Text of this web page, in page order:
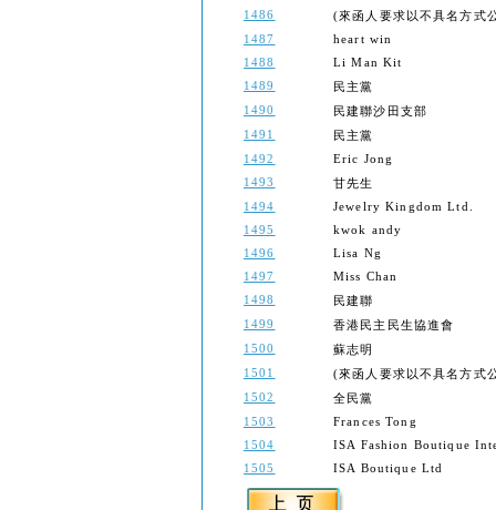
1486
(來函人要求以不具名方
1487
heart win
1488
Li Man Kit
1489
民主黨
1490
民建聯沙田支部
1491
民主黨
1492
Eric Jong
1493
甘先生
1494
Jewelry Kingdom Ltd.
1495
kwok andy
1496
Lisa Ng
1497
Miss Chan
1498
民建聯
1499
香港民主民生協進會
1500
蘇志明
1501
(來函人要求以不具名方
1502
全民黨
1503
Frances Tong
1504
ISA Fashion Boutique
1505
ISA Boutique Ltd